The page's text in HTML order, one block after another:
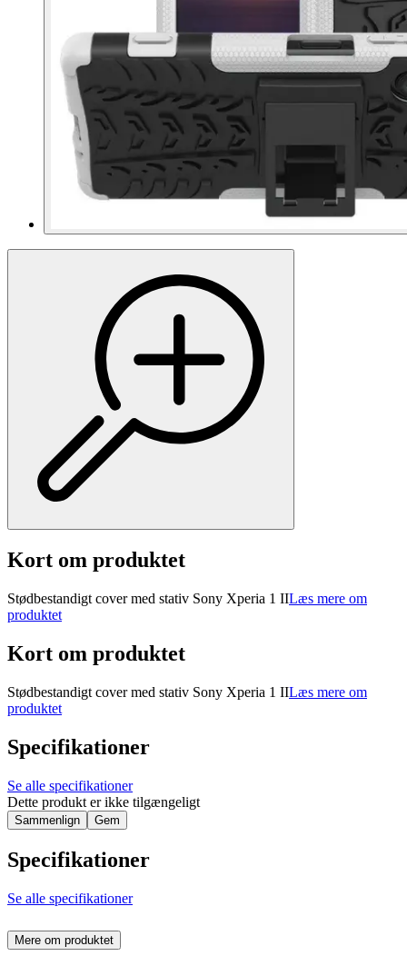
Kort om produktet
Stødbestandigt cover med stativ Sony Xperia 1 IILæs mere om
produktet
Kort om produktet
Stødbestandigt cover med stativ Sony Xperia 1 IILæs mere om
produktet
Specifikationer
Se alle specifikationer
Dette produkt er ikke tilgængeligt
Sammenlign Gem
Specifikationer
Se alle specifikationer
Mere om produktet